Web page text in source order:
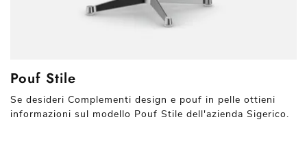
Pouf Stile
Se desideri Complementi design e pouf in pelle ottieni
informazioni sul modello Pouf Stile dell'azienda Sigerico.